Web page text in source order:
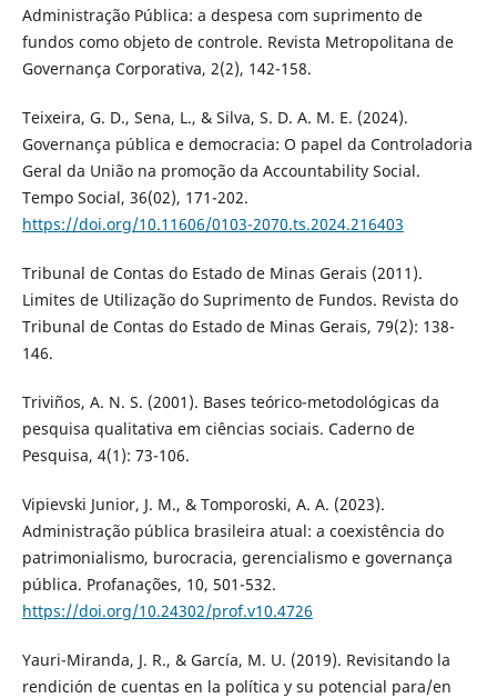
Administração Pública: a despesa com suprimento de
fundos como objeto de controle. Revista Metropolitana de
Governança Corporativa, 2(2), 142-158.
Teixeira, G. D., Sena, L., & Silva, S. D. A. M. E. (2024).
Governança pública e democracia: O papel da Controladoria
Geral da União na promoção da Accountability Social.
Tempo Social, 36(02), 171-202.
https://doi.org/10.11606/0103-2070.ts.2024.216403
Tribunal de Contas do Estado de Minas Gerais (2011).
Limites de Utilização do Suprimento de Fundos. Revista do
Tribunal de Contas do Estado de Minas Gerais, 79(2): 138-
146.
Triviños, A. N. S. (2001). Bases teórico-metodológicas da
pesquisa qualitativa em ciências sociais. Caderno de
Pesquisa, 4(1): 73-106.
Vipievski Junior, J. M., & Tomporoski, A. A. (2023).
Administração pública brasileira atual: a coexistência do
patrimonialismo, burocracia, gerencialismo e governança
pública. Profanações, 10, 501-532.
https://doi.org/10.24302/prof.v10.4726
Yauri-Miranda, J. R., & García, M. U. (2019). Revisitando la
rendición de cuentas en la política y su potencial para/en